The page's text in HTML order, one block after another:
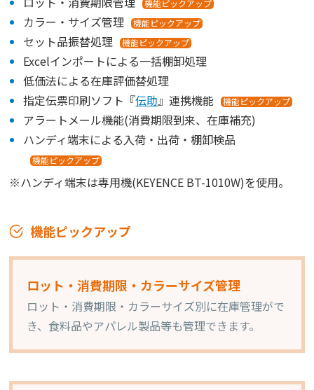
機能ピックアップ
カラー・サイズ管理 機能ピックアップ
セット品振替処理 機能ピックアップ
Excelインポートによる一括棚卸処理
低価法による在庫評価替処理
指定伝票印刷ソフト『伝助』連携機能 機能ピックアップ
アラートメール機能(消費期限到来、在庫補充)
ハンディ端末による入荷・出荷・棚卸検品
機能ピックアップ
※ハンディ端末は専用機(KEYENCE BT-1010W)を使用。
機能ピックアップ
ロット・消費期限・カラーサイズ管理
ロット・消費期限・カラーサイズ別に在庫管理がで
き、食料品やアパレル製品等も管理できます。